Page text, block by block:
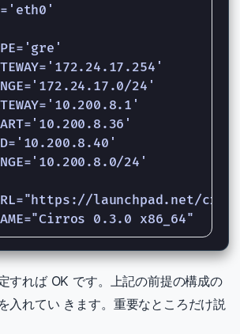
24'
24'
launchpad.net/
すれば OK です。上記の前提の構成の
入れてい きます。重要なところだけ説